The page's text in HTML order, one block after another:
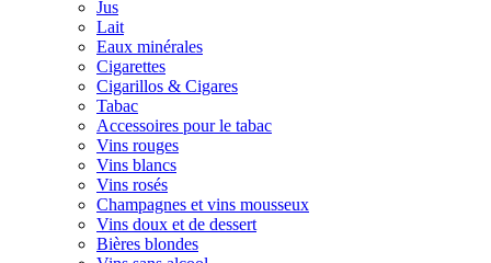
Jus
Lait
Eaux minérales
Cigarettes
Cigarillos & Cigares
Tabac
Accessoires pour le tabac
Vins rouges
Vins blancs
Vins rosés
Champagnes et vins mousseux
Vins doux et de dessert
Bières blondes